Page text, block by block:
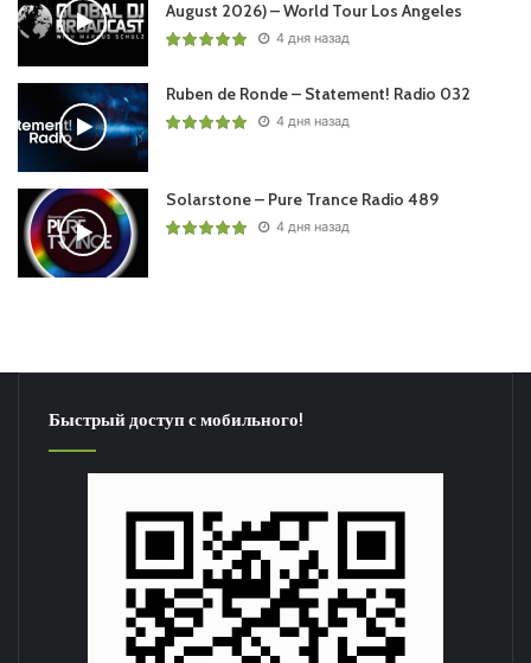
August 2026) – World Tour Los Angeles
4 дня назад
Ruben de Ronde – Statement! Radio 032
4 дня назад
Solarstone – Pure Trance Radio 489
4 дня назад
Быстрый доступ с мобильного!